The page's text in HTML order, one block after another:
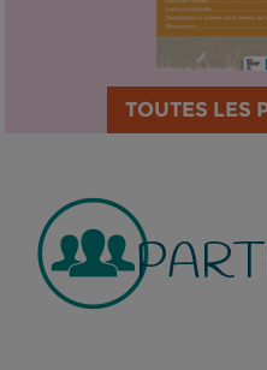
TOUTES LES